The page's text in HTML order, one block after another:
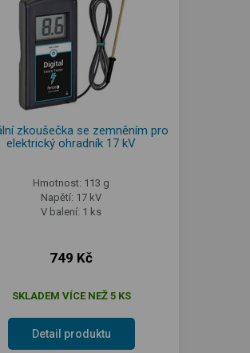
zkoušečka se zemněním pro
elektrický ohradník 17 kV
Hmotnost: 113 g
Napětí: 17 kV
V balení: 1 ks
749 Kč
SKLADEM VÍCE NEŽ 5 KS
Detail produktu